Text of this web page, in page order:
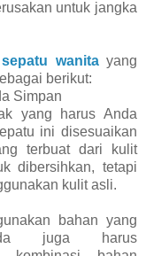
untuk jangka
sepatu wanita yang
berikut:
Simpan
yang harus Anda
ini disesuaikan
terbuat dari kulit
dibersihkan, tetapi
kulit asli.
bahan yang
juga harus